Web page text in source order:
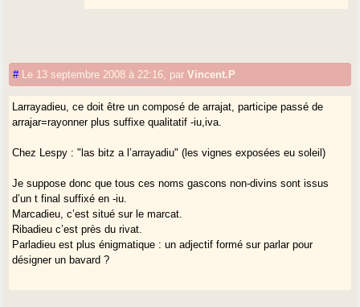
# Le 13 septembre 2008 à 22:16 parVincent.P
Larrayadieu, ce doit être un composé de arrajat, participe passé de
arrajar=rayonner plus suffixe qualitatif -iu,iva.
Chez Lespy : "las bitz a l’arrayadiu" (les vignes exposées eu soleil)
Je suppose donc que tous ces noms gascons non-divins sont issus
d’un t final suffixé en -iu.
Marcadieu, c’est situé sur le marcat.
Ribadieu c’est près du rivat.
Parladieu est plus énigmatique : un adjectif formé sur parlar pour
désigner un bavard ?